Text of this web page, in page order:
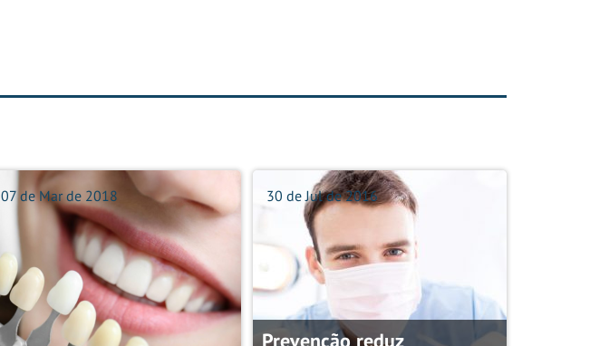
07 de Mar de 2018 30 de Jul de 2016
Prevenção reduz